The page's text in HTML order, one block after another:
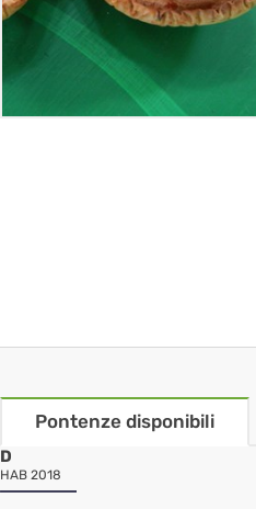
Pontenze disponibili
D
HAB 2018